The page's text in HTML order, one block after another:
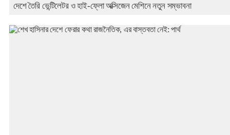
দেশে তৈরি ভেন্টিলেটর ও হাই-ফ্লো অক্সিজেন মেশিনে নতুন সম্ভাবনা